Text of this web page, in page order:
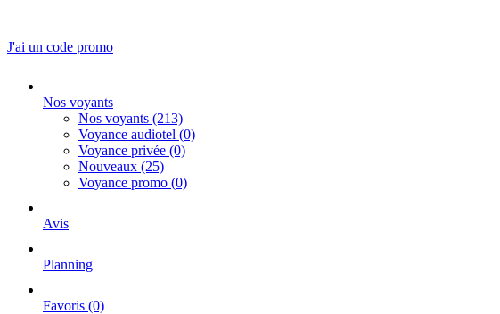
J'ai un code promo
Nos voyants
Nos voyants (213)
Voyance audiotel (0)
Voyance privée (0)
Nouveaux (25)
Voyance promo (0)
Avis
Planning
Favoris (0)